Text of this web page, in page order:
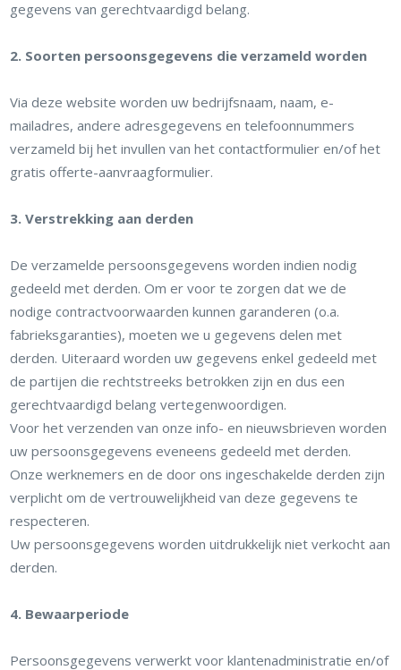
gegevens van gerechtvaardigd belang.
2. Soorten persoonsgegevens die verzameld worden
Via deze website worden uw bedrijfsnaam, naam, e-
mailadres, andere adresgegevens en telefoonnummers
verzameld bij het invullen van het contactformulier en/of het
gratis offerte-aanvraagformulier.
3. Verstrekking aan derden
De verzamelde persoonsgegevens worden indien nodig
gedeeld met derden. Om er voor te zorgen dat we de
nodige contractvoorwaarden kunnen garanderen (o.a.
fabrieksgaranties), moeten we u gegevens delen met
derden. Uiteraard worden uw gegevens enkel gedeeld met
de partijen die rechtstreeks betrokken zijn en dus een
gerechtvaardigd belang vertegenwoordigen.
Voor het verzenden van onze info- en nieuwsbrieven worden
uw persoonsgegevens eveneens gedeeld met derden.
Onze werknemers en de door ons ingeschakelde derden zijn
verplicht om de vertrouwelijkheid van deze gegevens te
respecteren.
Uw persoonsgegevens worden uitdrukkelijk niet verkocht aan
derden.
4. Bewaarperiode
Persoonsgegevens verwerkt voor klantenadministratie en/of